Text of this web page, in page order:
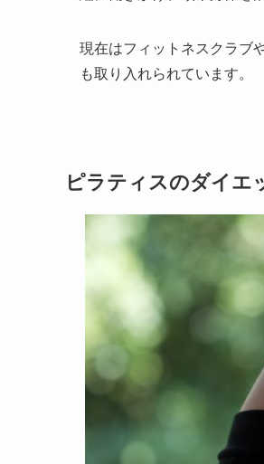
現在はフィットネスクラブ
も取り入れられています。
ピラティスのダイエ